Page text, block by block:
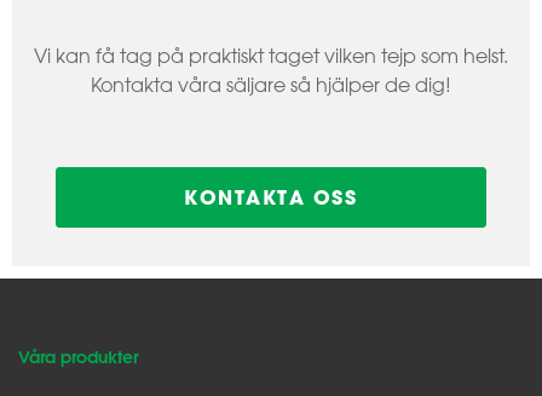
Vi kan få tag på praktiskt taget vilken tejp som helst.
Kontakta våra säljare så hjälper de dig!
KONTAKTA OSS
Våra produkter